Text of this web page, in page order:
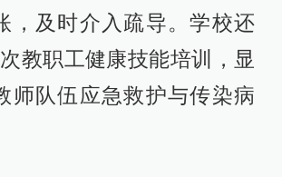
，及时介入疏导。学校还
教职工健康技能培训，显
师队伍应急救护与传染病